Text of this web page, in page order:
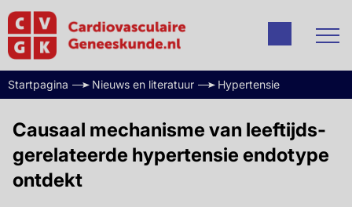
Startpagina Nieuws en literatuur Hypertensie
Causaal mechanisme van leeftijds-
gerelateerde hypertensie endotype
ontdekt